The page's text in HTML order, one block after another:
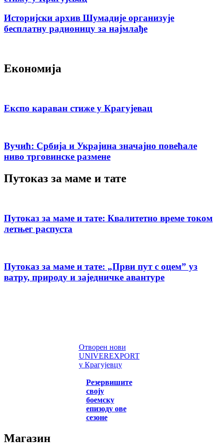
Историјски архив Шумадије организује
бесплатну радионицу за најмлађе
Економија
Експо караван стиже у Крагујевац
Вучић: Србија и Украјина значајно повећале
ниво трговинске размене
Путоказ за маме и тате
Путоказ за маме и тате: Квалитетно време током
летњег распуста
Путоказ за маме и тате: „Први пут с оцемˮ уз
ватру, природу и заједничке авантуре
Отворен нови
UNIVEREXPORT
у Крагујевцу
Резервишите
своју
боемску
епизоду ове
сезоне
Магазин